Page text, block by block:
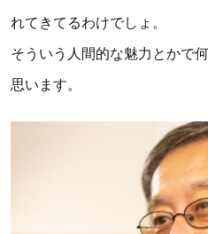
れてきてるわけでしょ。
そういう人間的な魅力とかで
思います。